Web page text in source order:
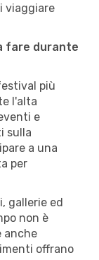
viaggiare
fare durante
più
l'alta
e
sulla
a una
per
gallerie ed
non è
anche
offrano